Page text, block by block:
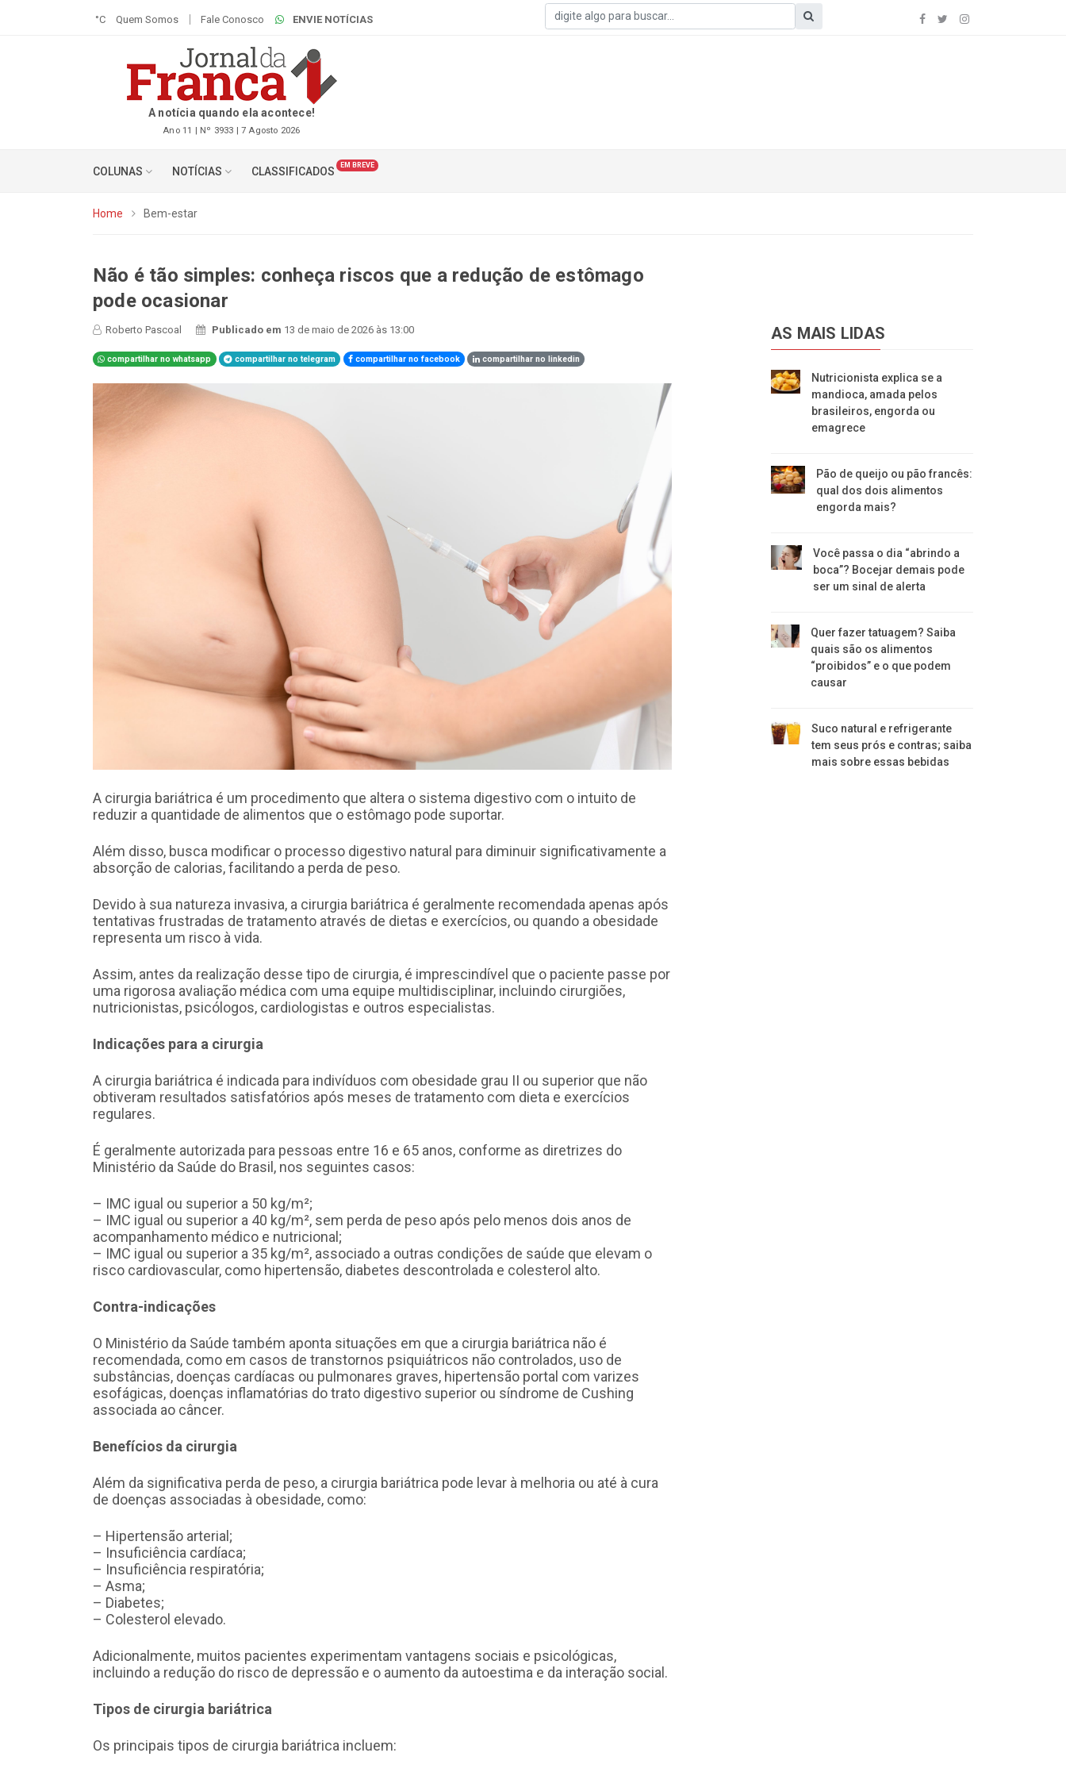
°C Quem Somos Fale Conosco ENVIE NOTÍCIAS
A notícia quando ela acontece!
Ano 11 | Nº 3933 | 7 Agosto 2026
COLUNAS NOTÍCIAS CLASSIFICADOS EM BREVE
Home Bem-estar
Não é tão simples: conheça riscos que a redução de estômago
pode ocasionar
Roberto Pascoal Publicado em 13 de maio de 2026 às 13:00
compartilhar no whatsapp compartilhar no telegram compartilhar no facebook compartilhar no linkedin
A cirurgia bariátrica é um procedimento que altera o sistema digestivo com o intuito de
reduzir a quantidade de alimentos que o estômago pode suportar.
Além disso, busca modificar o processo digestivo natural para diminuir significativamente a
absorção de calorias, facilitando a perda de peso.
Devido à sua natureza invasiva, a cirurgia bariátrica é geralmente recomendada apenas após
tentativas frustradas de tratamento através de dietas e exercícios, ou quando a obesidade
representa um risco à vida.
Assim, antes da realização desse tipo de cirurgia, é imprescindível que o paciente passe por
uma rigorosa avaliação médica com uma equipe multidisciplinar, incluindo cirurgiões,
nutricionistas, psicólogos, cardiologistas e outros especialistas.
Indicações para a cirurgia
A cirurgia bariátrica é indicada para indivíduos com obesidade grau II ou superior que não
obtiveram resultados satisfatórios após meses de tratamento com dieta e exercícios
regulares.
É geralmente autorizada para pessoas entre 16 e 65 anos, conforme as diretrizes do
Ministério da Saúde do Brasil, nos seguintes casos:
– IMC igual ou superior a 50 kg/m²;
– IMC igual ou superior a 40 kg/m², sem perda de peso após pelo menos dois anos de
acompanhamento médico e nutricional;
– IMC igual ou superior a 35 kg/m², associado a outras condições de saúde que elevam o
risco cardiovascular, como hipertensão, diabetes descontrolada e colesterol alto.
Contra-indicações
O Ministério da Saúde também aponta situações em que a cirurgia bariátrica não é
recomendada, como em casos de transtornos psiquiátricos não controlados, uso de
substâncias, doenças cardíacas ou pulmonares graves, hipertensão portal com varizes
esofágicas, doenças inflamatórias do trato digestivo superior ou síndrome de Cushing
associada ao câncer.
Benefícios da cirurgia
Além da significativa perda de peso, a cirurgia bariátrica pode levar à melhoria ou até à cura
de doenças associadas à obesidade, como:
– Hipertensão arterial;
– Insuficiência cardíaca;
– Insuficiência respiratória;
– Asma;
– Diabetes;
– Colesterol elevado.
Adicionalmente, muitos pacientes experimentam vantagens sociais e psicológicas,
incluindo a redução do risco de depressão e o aumento da autoestima e da interação social.
Tipos de cirurgia bariátrica
Os principais tipos de cirurgia bariátrica incluem:
AS MAIS LIDAS
Nutricionista explica se a
mandioca, amada pelos
brasileiros, engorda ou
emagrece
Pão de queijo ou pão francês:
qual dos dois alimentos
engorda mais?
Você passa o dia “abrindo a
boca”? Bocejar demais pode
ser um sinal de alerta
Quer fazer tatuagem? Saiba
quais são os alimentos
“proibidos” e o que podem
causar
Suco natural e refrigerante
tem seus prós e contras; saiba
mais sobre essas bebidas